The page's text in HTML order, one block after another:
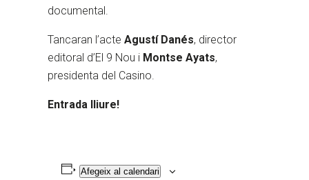
documental.
Tancaran l’acte Agustí Danés, director
editoral d’El 9 Nou i Montse Ayats,
presidenta del Casino.
Entrada lliure!
Afegeix al calendari